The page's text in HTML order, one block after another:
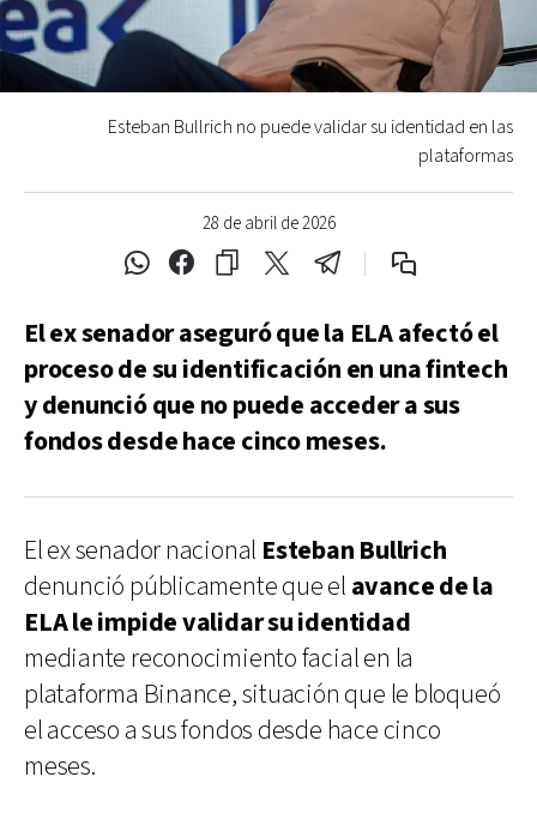
28 de abril de 2026
Esteban Bullrich no puede validar su identidad en las
plataformas
El ex senador aseguró que la ELA afectó el
proceso de su identificación en una fintech
y denunció que no puede acceder a sus
fondos desde hace cinco meses.
El ex senador nacional Esteban Bullrich
denunció públicamente que el avance de la
ELA le impide validar su identidad
mediante reconocimiento facial en la
plataforma Binance, situación que le bloqueó
el acceso a sus fondos desde hace cinco
meses.